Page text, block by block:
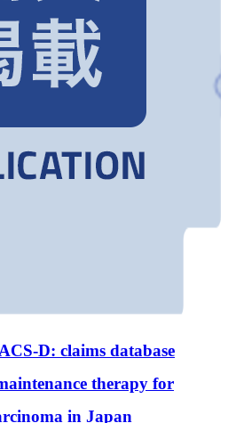
D: claims database
therapy for
in Japan